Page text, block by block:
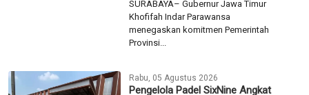
Kamis, 06 Agustus 2026
Tingginya Antusiasme, Ratusan
Ribu Orang Ikut War Undangan
Upacara HUT Ke-81 RI
Peringatan HUT ke-81...